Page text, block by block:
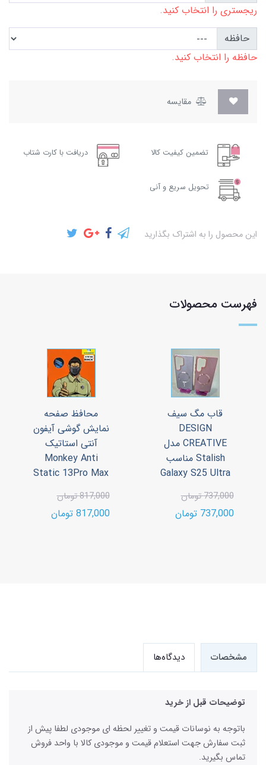
ریجستری را انتخاب کنید.
حافظه
حافظه را انتخاب کنید.
مقایسه
تضمین کیفیت کالا دریافت با کارت شتاب
تحویل سریع و آنی
این محصول را به اشتراک بگذارید
فهرست محصولات
قاب مگ سیف
DESIGN
CREATIVE مدل
Stalish مناسب
Galaxy S25 Ultra
737,000 تومان
737,000 تومان
محافظ صفحه
نمایش گوشی آیفون
آنتی استاتیک
Monkey Anti
Static 13Pro Max
817,000 تومان
817,000 تومان
مشخصات دیدگاه‌ها
توضیحات قبل از خرید
باتوجه به نوسانات قیمت و تغییر لحظه ای موجودی لطفا پیش از
ثبت سفارش جهت استعلام قیمت و موجودی کالا با واحد فروش
تماس بگیرید.